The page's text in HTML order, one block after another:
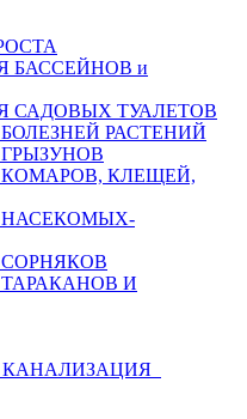
БАССЕЙНОВ и
САДОВЫХ ТУАЛЕТОВ
РАСТЕНИЙ
КОМАРОВ, КЛЕЩЕЙ,
НАСЕКОМЫХ-
И